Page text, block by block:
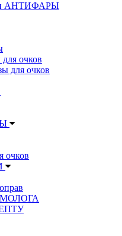
АНТИФАРЫ
очков
для очков
очков